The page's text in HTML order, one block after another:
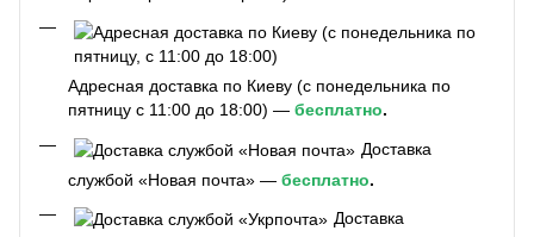
Адресная доставка по Киеву (с понедельника по
пятницу с 11:00 до 18:00) — бесплатно.
Доставка
службой «Новая почта» — бесплатно.
Доставка